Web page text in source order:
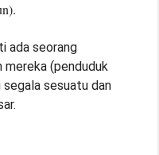
ada seorang
mereka (penduduk
segala sesuatu dan